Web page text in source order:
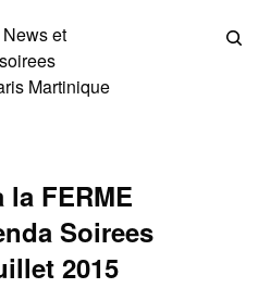
la FERME
Soirees
2015